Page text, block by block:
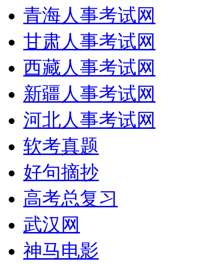
青海人事考试网
甘肃人事考试网
西藏人事考试网
新疆人事考试网
河北人事考试网
软考真题
好句摘抄
高考总复习
武汉网
神马电影